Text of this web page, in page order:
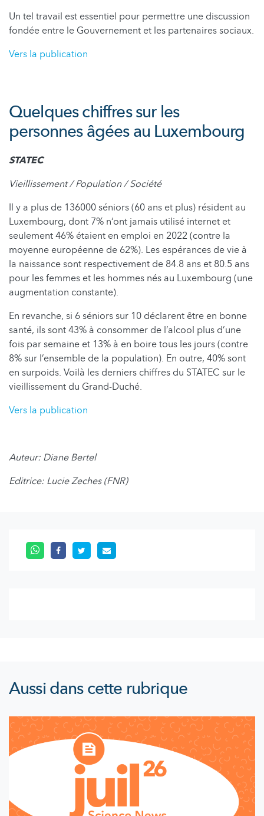
Un tel travail est essentiel pour permettre une discussion
fondée entre le Gouvernement et les partenaires sociaux.
Vers la publication
Quelques chiffres sur les
personnes âgées au Luxembourg
STATEC
Vieillissement / Population / Société
Il y a plus de 136000 séniors (60 ans et plus) résident au
Luxembourg, dont 7% n‘ont jamais utilisé internet et
seulement 46% étaient en emploi en 2022 (contre la
moyenne européenne de 62%). Les espérances de vie à
la naissance sont respectivement de 84.8 ans et 80.5 ans
pour les femmes et les hommes nés au Luxembourg (une
augmentation constante).
En revanche, si 6 séniors sur 10 déclarent être en bonne
santé, ils sont 43% à consommer de l’alcool plus d’une
fois par semaine et 13% à en boire tous les jours (contre
8% sur l’ensemble de la population). En outre, 40% sont
en surpoids. Voilà les derniers chiffres du STATEC sur le
vieillissement du Grand-Duché.
Vers la publication
Auteur: Diane Bertel
Editrice: Lucie Zeches (FNR)
Aussi dans cette rubrique